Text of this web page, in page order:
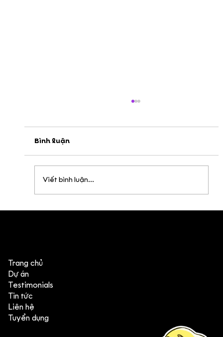
Bình luận
Viết bình luận...
Trang chủ
Dự án
Testimonials
Tin tức
Liên hệ
Tuyển dụng